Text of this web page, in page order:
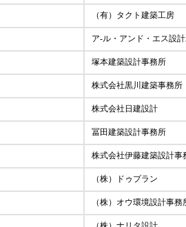
（有）タクト建築工房
ア-ル・アンド・エス設
塚本建築設計事務所
株式会社黒川建築事務所
株式会社日建設計
冨田建築設計事務所
株式会社伊藤建築設計事
（株）ドゥプラン
（株）オウ環境設計事